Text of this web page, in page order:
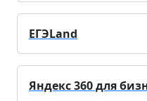
ЕГЭLand
Яндекс 360 для